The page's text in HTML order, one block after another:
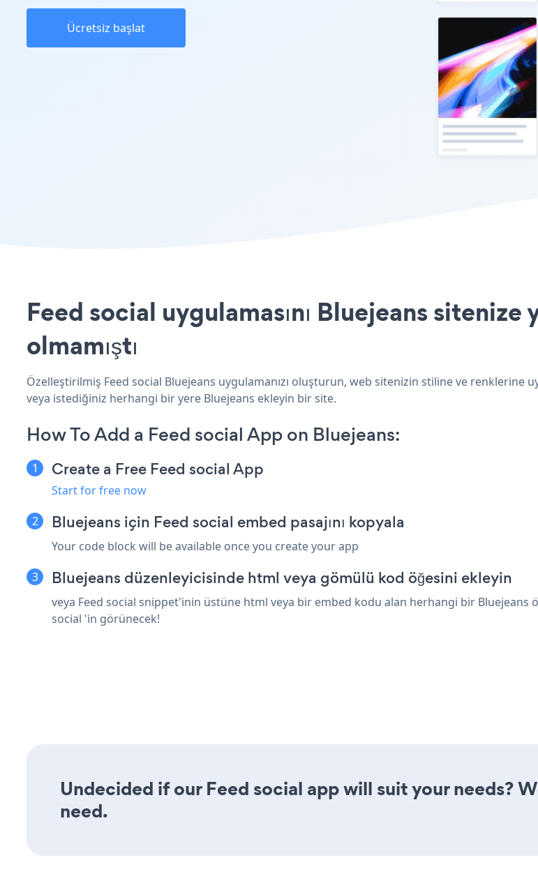
Ücretsiz başlat
Feed social uygulamasını Bluejeans
olmamıştı
Özelleştirilmiş Feed social Bluejeans uygulamanızı oluşturun, web sitenizin stiline ve renklerine
veya istediğiniz herhangi bir yere Bluejeans ekleyin bir site.
How To Add a Feed social App on Bluejeans:
Create a Free Feed social App
Start for free now
Bluejeans için Feed social embed pasajını kopyala
Your code block will be available once you create your app
Bluejeans düzenleyicisinde html veya gömülü kod öğesini ekleyin
veya Feed social snippet'inin üstüne html veya bir embed kodu alan herhangi bir Bluejeans
social 'in görünecek!
Undecided if our Feed social app will suit your needs?
need.